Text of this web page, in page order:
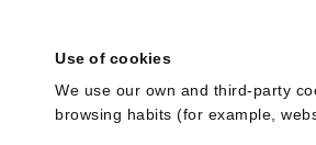
Use of cookies
We use our own and third-party
browsing habits (for example,
Kantox Limited está
Regulations 2017). Kantox
España como Entidad de